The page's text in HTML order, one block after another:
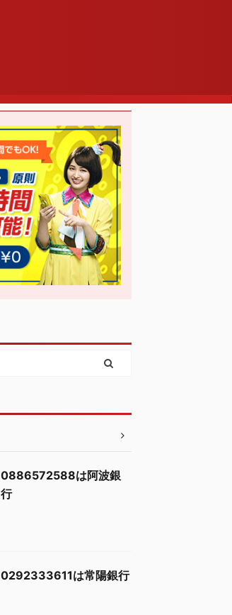
0886572588は阿波銀
行
0292333611は常陽銀行